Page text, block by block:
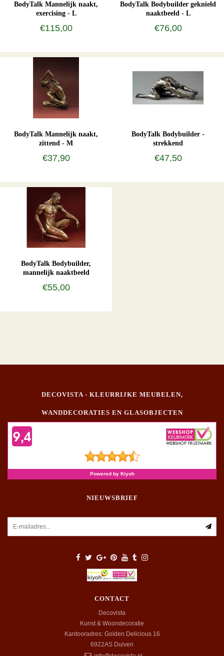
BodyTalk Mannelijk naakt,
exercising - L
€115,00
BodyTalk Bodybuilder geknield
naaktbeeld - L
€76,00
BodyTalk Mannelijk naakt,
zittend - M
€37,90
BodyTalk Bodybuilder -
strekkend
€47,50
BodyTalk Bodybuilder,
mannelijk naaktbeeld
€55,00
DECOVISTA - KLEURRIJKE MEUBELEN,
WANDDECORATIES EN GLASOBJECTEN
NIEUWSBRIEF
CONTACT
Decovista
Kunst & Woondecoratie
Kantooradres: Golden Delicious 16
6922AS Duiven